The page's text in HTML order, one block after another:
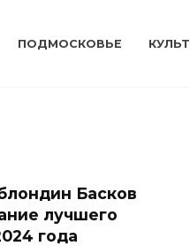
ПОДМОСКОВЬЕ
Басков
лучшего
года